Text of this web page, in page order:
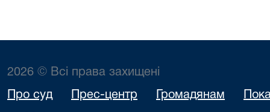
2026 © Всі права захищені
Про суд Прес-центр Громадянам